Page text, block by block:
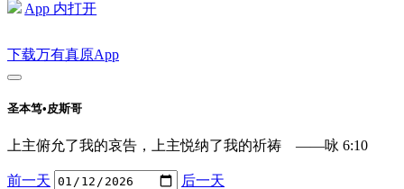
App 内打开
下载万有真原App
圣本笃•皮斯哥
上主俯允了我的哀告，上主悦纳了我的祈祷 ——咏 6:10
前一天 后一天